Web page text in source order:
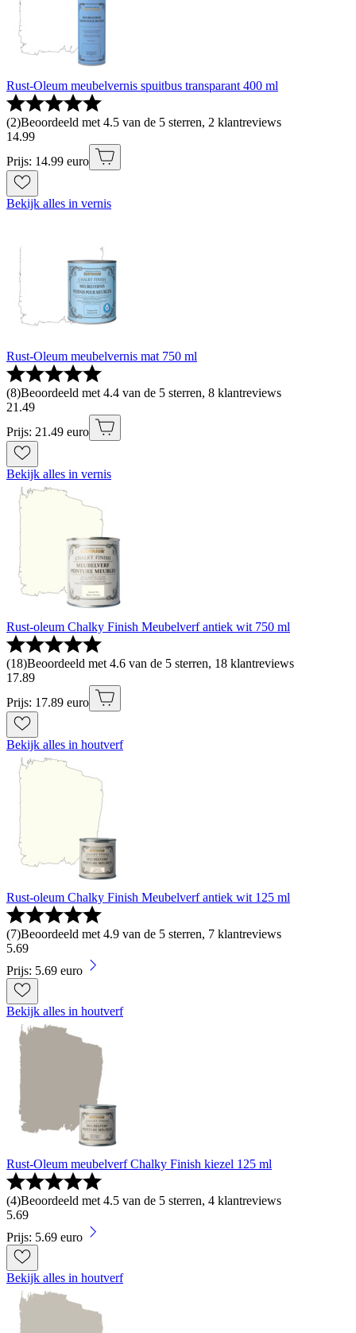
Rust-Oleum meubelvernis spuitbus transparant 400 ml
(2)Beoordeeld met 4.5 van de 5 sterren, 2 klantreviews
14.99
Prijs: 14.99 euro
Bekijk alles in vernis
Rust-Oleum meubelvernis mat 750 ml
(8)Beoordeeld met 4.4 van de 5 sterren, 8 klantreviews
21 .49
Prijs: 21.49 euro
Bekijk alles in vernis
Rust-oleum Chalky Finish Meubelverf antiek wit 750 ml
(18)Beoordeeld met 4.6 van de 5 sterren, 18 klantreviews
17.89
Prijs: 17.89 euro
Bekijk alles in houtverf
Rust-oleum Chalky Finish Meubelverf antiek wit 125 ml
(7)Beoordeeld met 4.9 van de 5 sterren, 7 klantreviews
5.69
Prijs: 5.69 euro
Bekijk alles in houtverf
Rust-Oleum meubelverf Chalky Finish kiezel 125 ml
(4)Beoordeeld met 4.5 van de 5 sterren, 4 klantreviews
5.69
Prijs: 5.69 euro
Bekijk alles in houtverf